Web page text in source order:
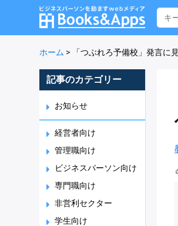
ホーム > 「つぶれろ予備校」発言に
記事のカテゴリー
お知らせ
経営者向け
管理職向け
ビジネスパーソン向け
専門職向け
非営利セクター
学生向け